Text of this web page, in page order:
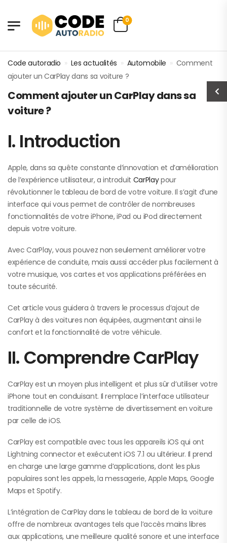
0
Code autoradio » Les actualités » Automobile » Comment
ajouter un CarPlay dans sa voiture ?
Comment ajouter un CarPlay dans sa
voiture ?
I. Introduction
Apple, dans sa quête constante d’innovation et d’amélioration
de l’expérience utilisateur, a introduit CarPlaypour
révolutionner le tableau de bord de votre voiture. Il s’agit d’une
interface qui vous permet de contrôler de nombreuses
fonctionnalités de votre iPhone, iPad ou iPod directement
depuis votre voiture.
Avec CarPlay, vous pouvez non seulement améliorer votre
expérience de conduite, mais aussi accéder plus facilement à
votre musique, vos cartes et vos applications préférées en
toute sécurité.
Cet article vous guidera à travers le processus d’ajout de
CarPlay à des voitures non équipées, augmentant ainsi le
confort et la fonctionnalité de votre véhicule.
II. Comprendre CarPlay
CarPlay est un moyen plus intelligent et plus sûr d’utiliser votre
iPhone tout en conduisant. Il remplace l’interface utilisateur
traditionnelle de votre système de divertissement en voiture
par celle de iOS.
CarPlay est compatible avec tous les appareils iOS qui ont
Lightning connector et exécutent iOS 7.1 ou ultérieur. Il prend
en charge une large gamme d’applications, dont les plus
populaires sont les appels, la messagerie, Apple Maps, Google
Maps et Spotify.
L’intégration de CarPlay dans le tableau de bord de la voiture
offre de nombreux avantages tels que l’accès mains libres
aux applications, une meilleure qualité sonore et une interface